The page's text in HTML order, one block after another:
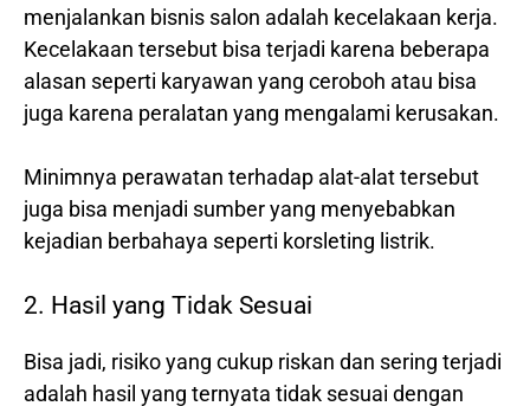
menjalankan bisnis salon adalah kecelakaan kerja.
Kecelakaan tersebut bisa terjadi karena beberapa
alasan seperti karyawan yang ceroboh atau bisa
juga karena peralatan yang mengalami kerusakan.
Minimnya perawatan terhadap alat-alat tersebut
juga bisa menjadi sumber yang menyebabkan
kejadian berbahaya seperti korsleting listrik.
2. Hasil yang Tidak Sesuai
Bisa jadi, risiko yang cukup riskan dan sering terjadi
adalah hasil yang ternyata tidak sesuai dengan